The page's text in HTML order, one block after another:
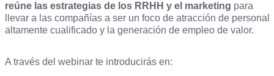
reúne las estrategias de los RRHH y el marketing para
llevar a las compañías a ser un foco de atracción de personal
altamente cualificado y la generación de empleo de valor.
A través del webinar te introducirás en: